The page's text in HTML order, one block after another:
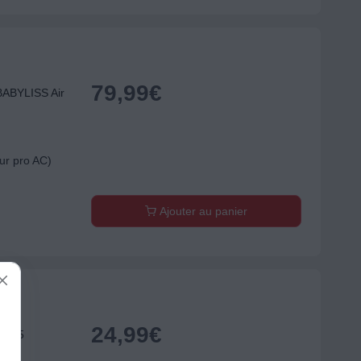
Air
pro AC)
79,99€
Ajouter au panier
24,99€